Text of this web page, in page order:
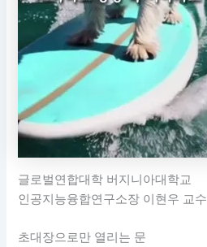
글로벌연합대학 버지니아대학교
인공지능융합연구소장 이현우 교수
초대장으로만 열리는 문